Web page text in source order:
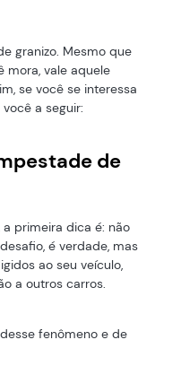
granizo. Mesmo que
mora, vale aquele
se você se interessa
a seguir:
de
primeira dica é: não
é verdade, mas
ao seu veículo,
a outros carros.
fenômeno e de